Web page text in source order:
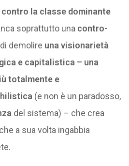
contro la classe dominante
soprattutto una contro-
demolire una visionarietà
e capitalistica – una
totalmente e
(e non è un paradosso,
del sistema) – che crea
a sua volta ingabbia